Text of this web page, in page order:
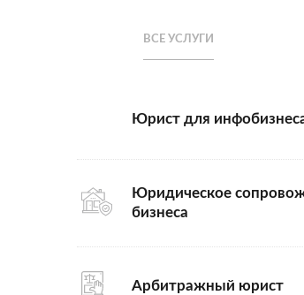
ВСЕ УСЛУГИ
Юрист для
Юридическое
бизнеса
Арбитражный юрист